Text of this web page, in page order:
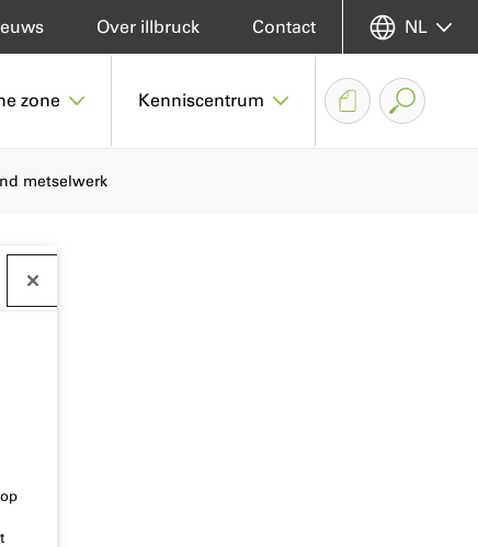
zone Kenniscentrum
Over illbruck Contact NL
metselwerk